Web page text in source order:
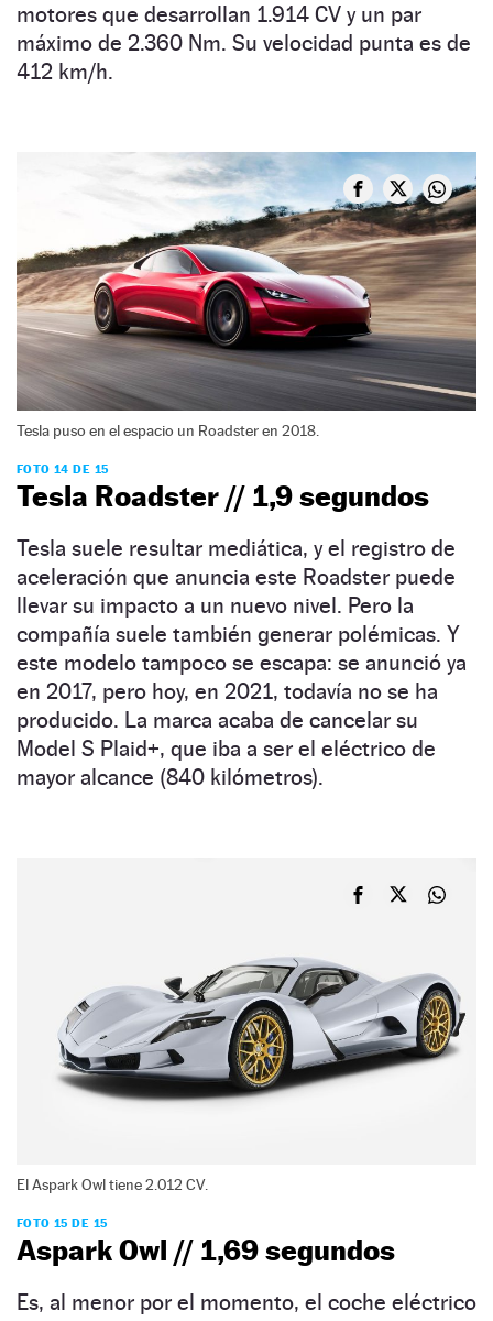
motores que desarrollan 1.914 CV y un par
máximo de 2.360 Nm. Su velocidad punta es de
412 km/h.
Tesla puso en el espacio un Roadster en 2018.
FOTO 14 DE 15
Tesla Roadster // 1,9 segundos
Tesla suele resultar mediática, y el registro de
aceleración que anuncia este Roadster puede
llevar su impacto a un nuevo nivel. Pero la
compañía suele también generar polémicas. Y
este modelo tampoco se escapa: se anunció ya
en 2017, pero hoy, en 2021, todavía no se ha
producido. La marca acaba de cancelar su
Model S Plaid+, que iba a ser el eléctrico de
mayor alcance (840 kilómetros).
El Aspark Owl tiene 2.012 CV.
FOTO 15 DE 15
Aspark Owl // 1,69 segundos
Es, al menor por el momento, el coche eléctrico